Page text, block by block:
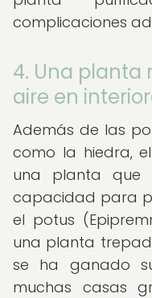
complicaciones
4. Una planta
aire en
Además de las
como la hiedra,
una planta que
capacidad para
el potus
una planta
se ha ganado
muchas casas